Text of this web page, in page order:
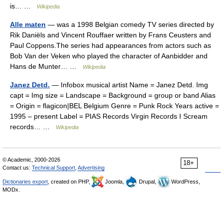
is… …
Wikipedia
Alle maten — was a 1998 Belgian comedy TV series directed by
Rik Daniëls and Vincent Rouffaer written by Frans Ceusters and
Paul Coppens.The series had appearances from actors such as
Bob Van der Veken who played the character of Aanbidder and
Hans de Munter… …
Wikipedia
Janez Detd. — Infobox musical artist Name = Janez Detd. Img
capt = Img size = Landscape = Background = group or band Alias
= Origin = flagicon|BEL Belgium Genre = Punk Rock Years active =
1995 – present Label = PIAS Records Virgin Records I Scream
records… …
Wikipedia
18+
© Academic, 2000-2026
Contact us: Technical Support Advertising
Dictionaries export , created on PHP, Joomla, Drupal,
WordPress,
MODx.